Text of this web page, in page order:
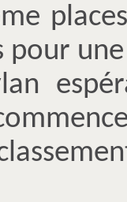
pour